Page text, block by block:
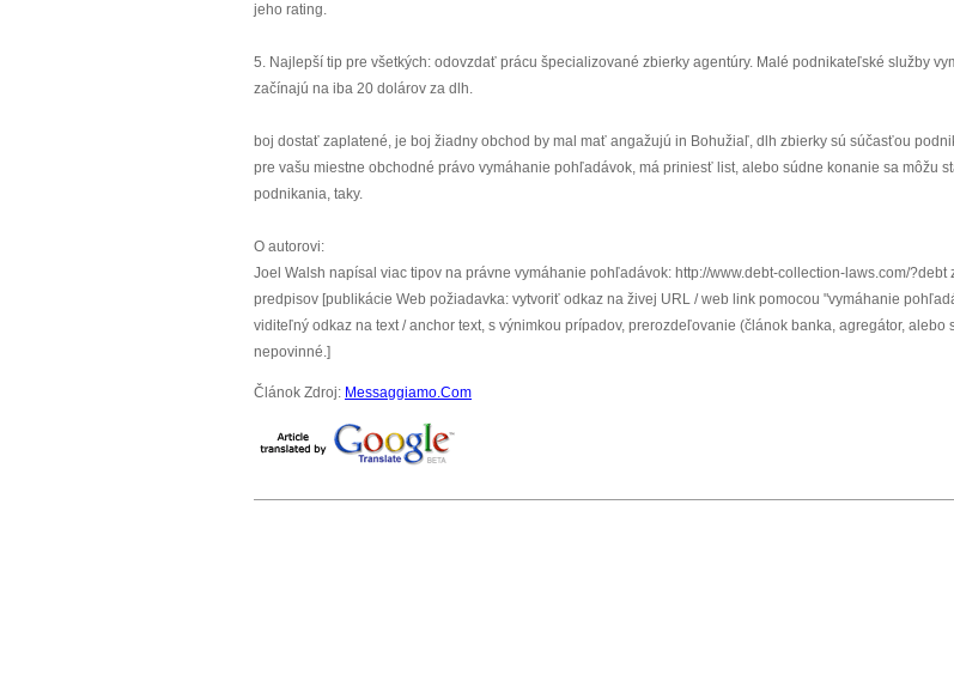
jeho rating.
5. Najlepší tip pre všetkých: odovzdať prácu špecializované zbierky agentúry. Malé podnikateľské služby
začínajú na iba 20 dolárov za dlh.
boj dostať zaplatené, je boj žiadny obchod by mal mať angažujú in Bohužiaľ, dlh zbierky sú súčasťou
pre vašu miestne obchodné právo vymáhanie pohľadávok, má priniesť list, alebo súdne konanie sa môžu
podnikania, taky.
O autorovi:
Joel Walsh napísal viac tipov na právne vymáhanie pohľadávok: http://www.debt-collection-laws.com/?debt
predpisov [publikácie Web požiadavka: vytvoriť odkaz na živej URL / web link pomocou "vymáhanie
viditeľný odkaz na text / anchor text, s výnimkou prípadov, prerozdeľovanie (článok banka, agregátor, alebo
nepovinné.]
Článok Zdroj: Messaggiamo.Com